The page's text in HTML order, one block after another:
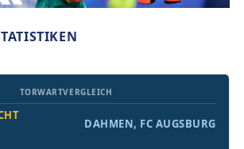
TORWARTVERGLEICH
DAHMEN, FC AUGSBURG